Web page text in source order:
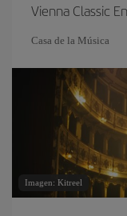
Vienna Classic
Casa de la Música
Imagen: Kitreel